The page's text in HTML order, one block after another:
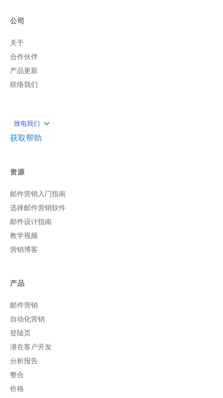
公司
关于
合作伙伴
产品更新
联络我们
致电我们
获取帮助
资源
邮件营销入门指南
选择邮件营销软件
邮件设计指南
教学视频
营销博客
产品
邮件营销
自动化营销
登陆页
潜在客户开发
分析报告
整合
价格